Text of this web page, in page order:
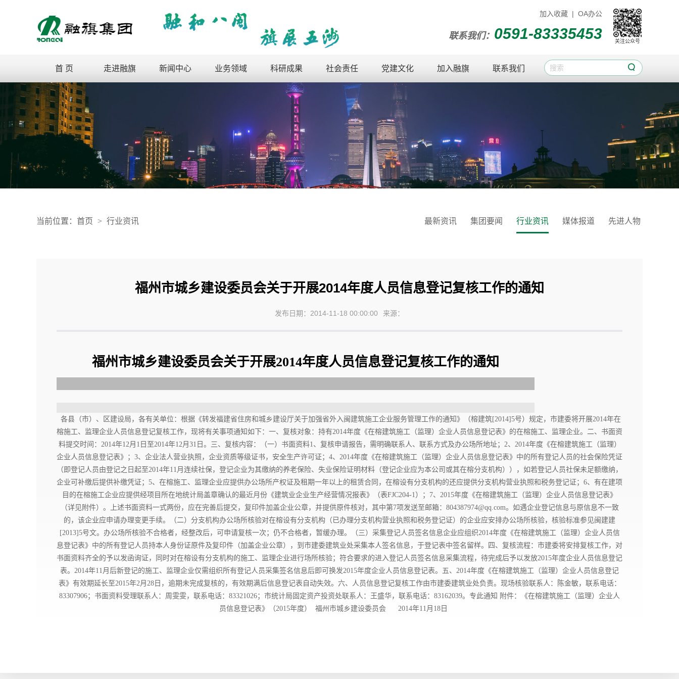
关注公众号
加入收藏 | OA办公
联系我们： 0591-83335453
首 页 走进融旗 新闻中心 业务领域 科研成果 社会责任 党建文化 加入融旗 联系我们 
当前位置： 首页 > 行业资讯 最新资讯 集团要闻 行业资讯 媒体报道 先进人物
福州市城乡建设委员会关于开展2014年度人员信息登记复核工作的通知
发布日期：2014-11-18 00:00:00 来源：
福州市城乡建设委员会关于开展2014年度人员信息登记复核工作的通知
各县（市）、区建设局，各有关单位：根据《转发福建省住房和城乡建设厅关于加强省外入闽建筑施工企业服务管理工作的通知》（榕建筑[2014]5号）规定，市建委将开展2014年在
榕施工、监理企业人员信息登记复核工作，现将有关事项通知如下：一、复核对象：持有2014年度《在榕建筑施工（监理）企业人员信息登记表》的在榕施工、监理企业。二、书面资
料提交时间：2014年12月1日至2014年12月31日。三、复核内容：（一）书面资料1、复核申请报告，需明确联系人、联系方式及办公场所地址；2、2014年度《在榕建筑施工（监理）
企业人员信息登记表》；3、企业法人营业执照，企业资质等级证书，安全生产许可证；4、2014年度《在榕建筑施工（监理）企业人员信息登记表》中的所有登记人员的社会保险凭证
（即登记人员由登记之日起至2014年11月连续社保，登记企业为其缴纳的养老保险、失业保险证明材料（登记企业应为本公司或其在榕分支机构）），如若登记人员社保未足额缴纳，
企业可补缴后提供补缴凭证；5、在榕施工、监理企业应提供办公场所产权证及租期一年以上的租赁合同，在榕设有分支机构的还应提供分支机构营业执照和税务登记证；6、有在建项
目的在榕施工企业应提供经项目所在地统计局盖章确认的最近月份《建筑业企业生产经营情况报表》（表FJC204-1）；7、2015年度《在榕建筑施工（监理）企业人员信息登记表》
（详见附件）。上述书面资料一式两份，应在完善后提交，复印件加盖企业公章，并提供原件核对，其中第7项发送至邮箱：804387974@qq.com。如遇企业登记信息与原信息不一致
的，该企业应申请办理变更手续。（二）分支机构办公场所核验对在榕设有分支机构（已办理分支机构营业执照和税务登记证）的企业应安排办公场所核验，核验标准参见闽建建
[2013]5号文。办公场所核验不合格者，经整改后，可申请复核一次；仍不合格者，暂缓办理。（三）采集登记人员签名信息企业应组织2014年度《在榕建筑施工（监理）企业人员信
息登记表》中的所有登记人员持本人身份证原件及复印件（加盖企业公章），到市建委建筑业处采集本人签名信息，于登记表中签名留样。四、复核流程：市建委将安排复核工作，对
书面资料齐全的予以发函询证，同时对在榕设有分支机构的施工、监理企业进行场所核验；符合要求的进入登记人员签名信息采集流程，待完成后予以发放2015年度企业人员信息登记
表。2014年11月后新登记的施工、监理企业仅需组织所有登记人员采集签名信息后即可换发2015年度企业人员信息登记表。五、2014年度《在榕建筑施工（监理）企业人员信息登记
表》有效期延长至2015年2月28日，逾期未完成复核的，有效期满后信息登记表自动失效。六、人员信息登记复核工作由市建委建筑业处负责。现场核验联系人：陈金敏，联系电话：
83307906；书面资料受理联系人：周雯雯，联系电话：83321026；市统计局固定资产投资处联系人：王盛华，联系电话：83162039。专此通知 附件：《在榕建筑施工（监理）企业人
员信息登记表》（2015年度） 福州市城乡建设委员会 2014年11月18日